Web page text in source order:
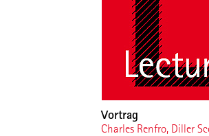
Vortrag
Charles Renfro, Diller